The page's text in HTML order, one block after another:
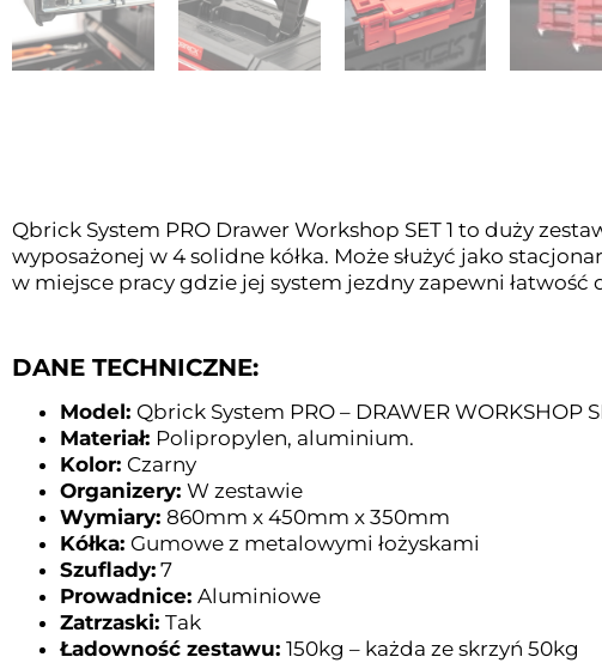
Qbrick System PRO Drawer Workshop SET 1 to duży
wyposażonej w 4 solidne kółka. Może służyć jako
w miejsce pracy gdzie jej system jezdny zapewni
DANE TECHNICZNE:
Model: Qbrick System PRO – DRAWER WORKSHOP
Materiał: Polipropylen, aluminium.
Kolor: Czarny
Organizery: W zestawie
Wymiary: 860mm x 450mm x 350mm
Kółka: Gumowe z metalowymi łożyskami
Szuflady: 7
Prowadnice: Aluminiowe
Zatrzaski: Tak
Ładowność zestawu: 150kg – każda ze skrzyń 50kg